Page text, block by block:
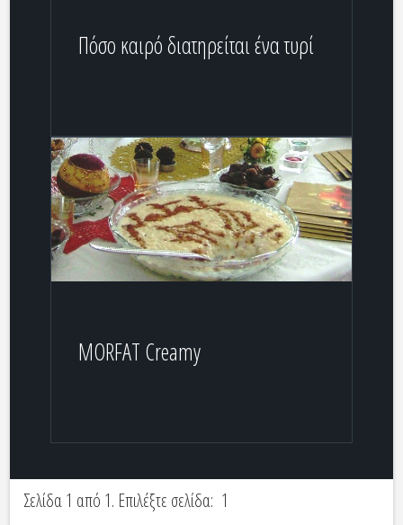
Πόσο καιρό διατηρείται ένα τυρί
MORFAT Creamy
Σελίδα 1 από 1. Επιλέξτε σελίδα: 1